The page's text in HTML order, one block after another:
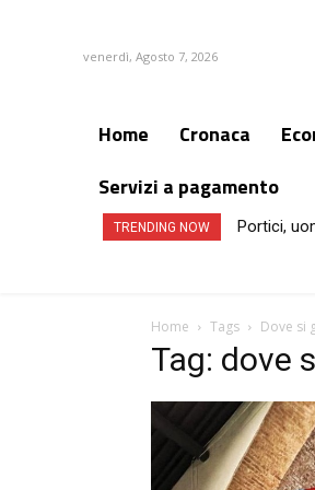
venerdì, Agosto 7, 2026
Home Cronaca
Servizi a pagamento
TRENDING NOW Portici,
Home Tags Dove si
Tag: dove